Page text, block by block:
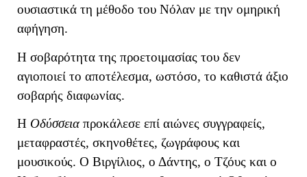
ουσιαστικά τη μέθοδο του Νόλαν με την ομηρική
αφήγηση.
Η σοβαρότητα της προετοιμασίας του δεν
αγιοποιεί το αποτέλεσμα, ωστόσο, το καθιστά άξιο
σοβαρής διαφωνίας.
Η Οδύσσειαπροκάλεσε επί αιώνες συγγραφείς,
μεταφραστές, σκηνοθέτες, ζωγράφους και
μουσικούς. Ο Βιργίλιος, ο Δάντης, ο Τζόυς και ο